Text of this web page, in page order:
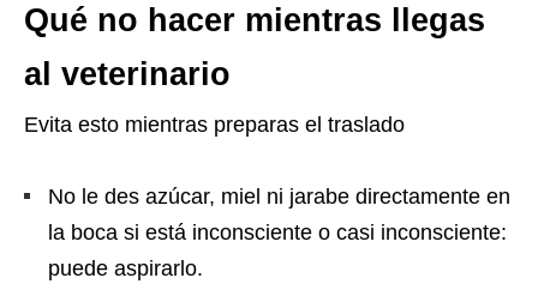
Qué no hacer mientras llegas
al veterinario
Evita esto mientras preparas el traslado
No le des azúcar, miel ni jarabe directamente en
la boca si está inconsciente o casi inconsciente:
puede aspirarlo.